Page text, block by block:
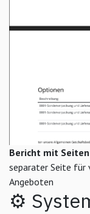
Bericht mit
separater Seite für
Angeboten
⚙️